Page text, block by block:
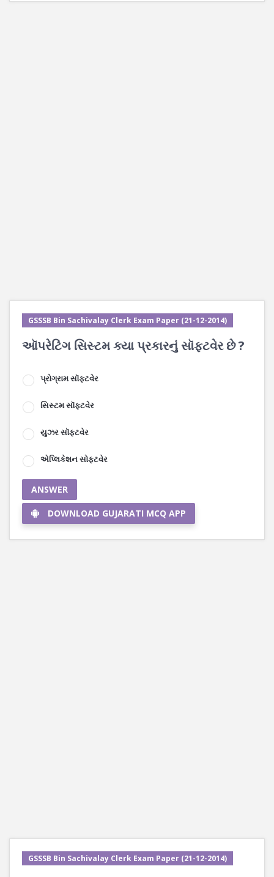
GSSSB Bin Sachivalay Clerk Exam Paper (21-12-2014)
ઑપરેટિંગ સિસ્ટમ ક્યા પ્રકારનું સૉફ્ટવેર છે ?
પ્રોગ્રામ સૉફ્ટવેર
સિસ્ટમ સૉફ્ટવેર
યુઝર સૉફ્ટવેર
એપ્લિકેશન સોફ્ટવેર
ANSWER
DOWNLOAD GUJARATI MCQ APP
GSSSB Bin Sachivalay Clerk Exam Paper (21-12-2014)